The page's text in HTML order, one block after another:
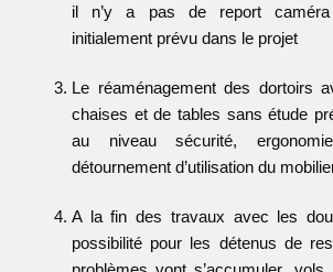
il n’y a pas de report
initialement prévu dans le projet
Le réaménagement des dortoirs
chaises et de tables sans étude
au niveau sécurité,
détournement d’utilisation du
A la fin des travaux avec les
possibilité pour les détenus de